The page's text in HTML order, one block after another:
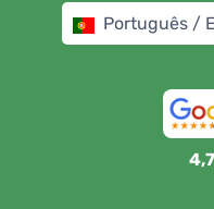
Português /